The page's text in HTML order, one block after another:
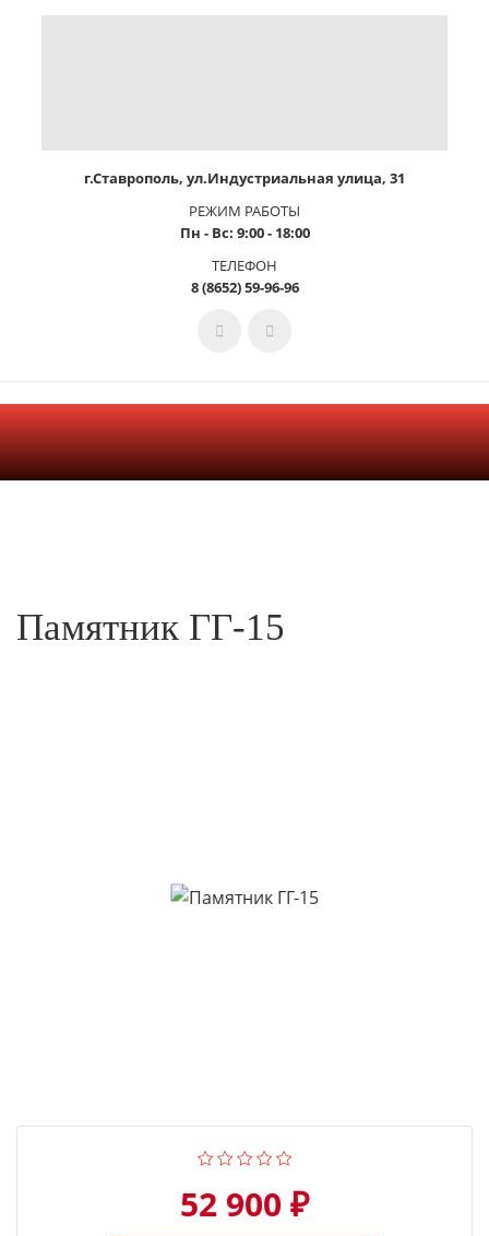
г.Ставрополь, ул.Индустриальная улица, 31
РЕЖИМ РАБОТЫ
Пн - Вс: 9:00 - 18:00
ТЕЛЕФОН
8 (8652) 59-96-96
Памятник ГГ-15
52 900 ₽